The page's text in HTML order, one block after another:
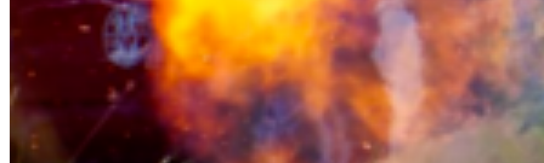
Alexander Wolf
Justiziar